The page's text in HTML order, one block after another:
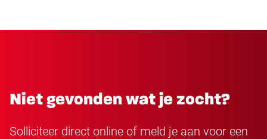
Niet gevonden wat je zocht?
Solliciteer direct online of meld je aan voor een